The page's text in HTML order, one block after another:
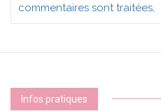
commentaires sont traitées.
Infos pratiques